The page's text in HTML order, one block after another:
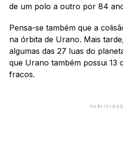
de um polo a outro por 84
Pensa-se também que a
na órbita de Urano. Mais
algumas das 27 luas do
que Urano também possui 13
fracos.